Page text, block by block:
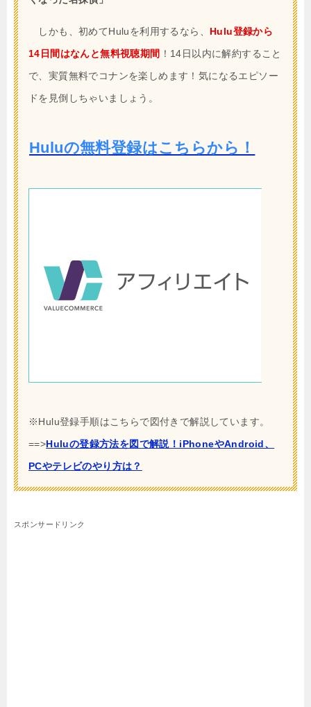
しかも、初めてHuluを利用するなら、 Hulu登録から
14日間はなんと無料視聴期間 ！14日以内に解約すること
で、実質無料でコナンを楽しめます！気になるエピソー
ドを見倒しちゃいましょう。
Huluの無料登録はこちらから！
※Hulu登録手順はこちらで図付きで解説しています。
==>Huluの登録方法を図で解説！iPhoneやAndroid、
PCやテレビのやり方は？
スポンサードリンク